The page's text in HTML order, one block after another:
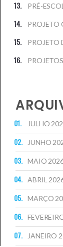
PRÉ-
PROJETO
PROJETO
PROJETOS
JULHO
JUNHO
MAIO
ABRIL
MARÇO
JANEIRO